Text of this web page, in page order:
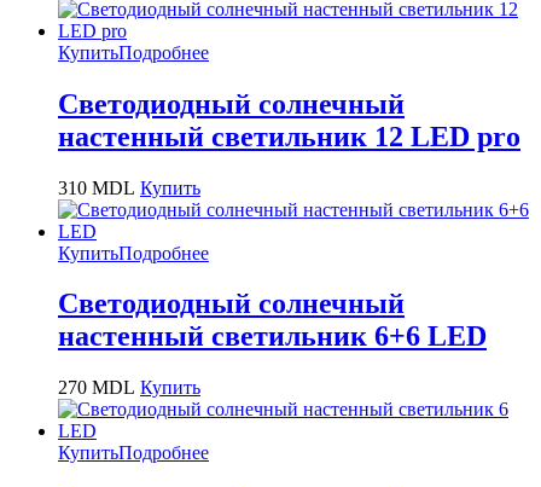
КупитьПодробнее
Светодиодный солнечный
настенный светильник 12 LED pro
310 MDL Купить
КупитьПодробнее
Светодиодный солнечный
настенный светильник 6+6 LED
270 MDL Купить
КупитьПодробнее